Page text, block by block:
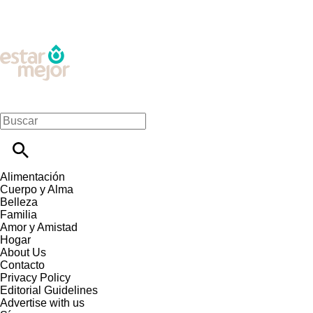
Alimentación
Cuerpo y Alma
Belleza
Familia
Amor y Amistad
Hogar
About Us
Contacto
Privacy Policy
Editorial Guidelines
Advertise with us